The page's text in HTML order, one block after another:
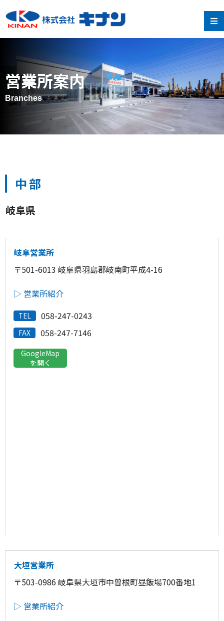
営業所案内
Branches
中部
岐阜県
岐阜営業所
〒501-6013 岐阜県羽島郡岐南町平成4-16
▷ 営業所紹介
TEL 058-247-0243
FAX 058-247-7146
GoogleMap
を開く
大垣営業所
〒503-0986 岐阜県大垣市中曽根町昼飯場700番地1
▷ 営業所紹介